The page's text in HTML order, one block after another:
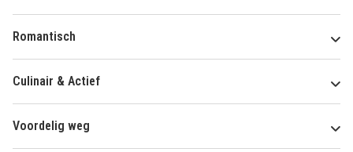
Romantisch
Culinair & Actief
Voordelig weg